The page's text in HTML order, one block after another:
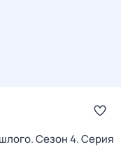
. Сезон 4. Серия